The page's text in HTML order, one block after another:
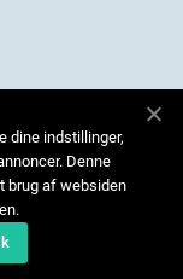
dine indstillinger,
Denne
brug af websiden